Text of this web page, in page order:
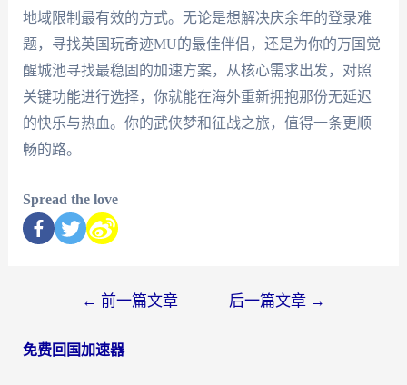
地域限制最有效的方式。无论是想解决庆余年的登录难
题，寻找英国玩奇迹MU的最佳伴侣，还是为你的万国觉
醒城池寻找最稳固的加速方案，从核心需求出发，对照
关键功能进行选择，你就能在海外重新拥抱那份无延迟
的快乐与热血。你的武侠梦和征战之旅，值得一条更顺
畅的路。
Spread the love
← 前一篇文章 后一篇文章 →
免费回国加速器